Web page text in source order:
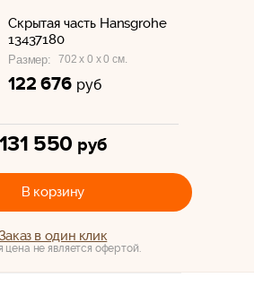
Скрытая часть Hansgrohe
13437180
Размер: 702 x 0 x 0 см.
122 676 руб
131 550 руб
В корзину
Заказ в один клик
цена не является офертой.